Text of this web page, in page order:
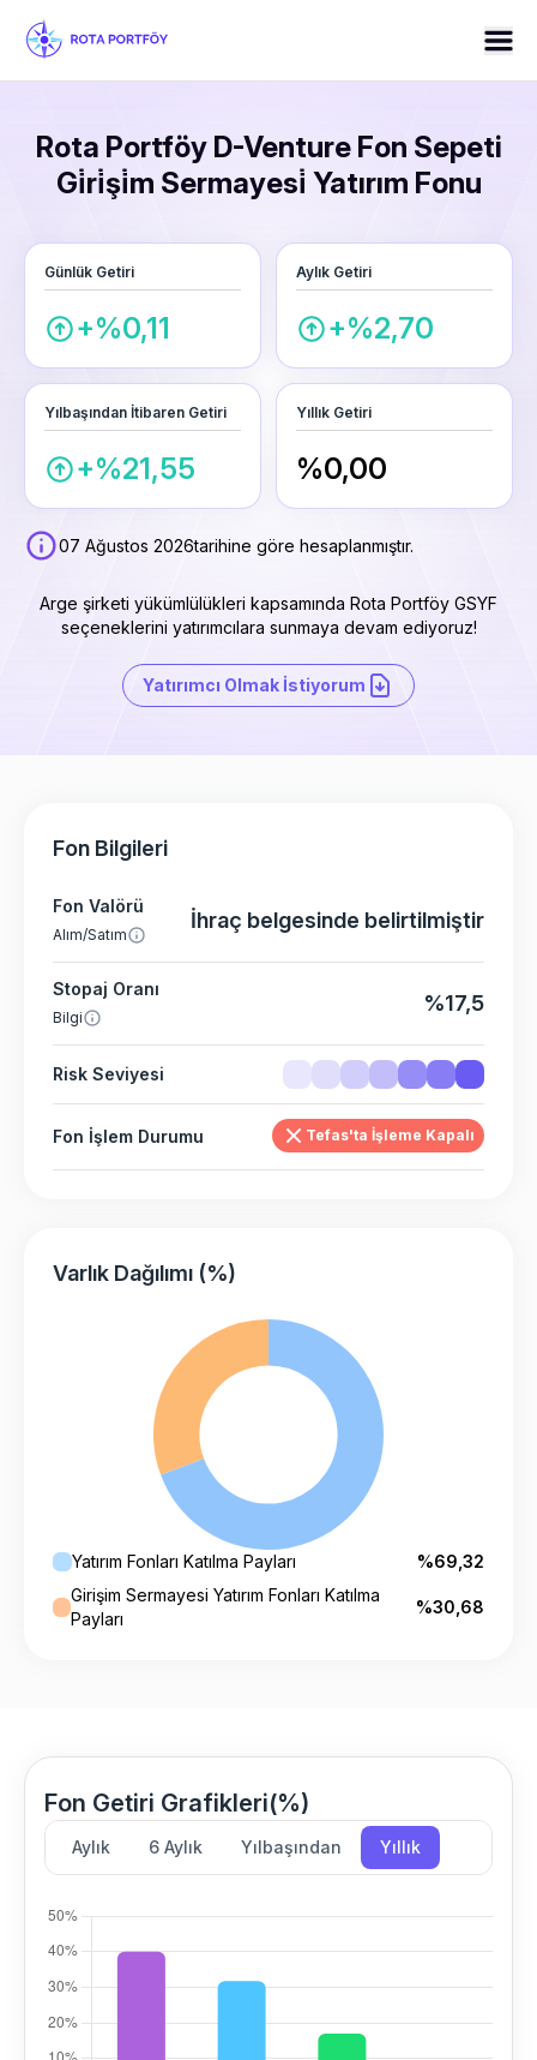
Rota Portföy D-Venture Fon Sepeti
Gi̇ri̇şi̇m Sermayesi̇ Yatırım Fonu
Günlük Getiri
+%0,11
Aylık Getiri
+%2,70
Yılbaşından İtibaren Getiri
+%21,55
Yıllık Getiri
%0,00
07 Ağustos 2026tarihine göre hesaplanmıştır.
Arge şirketi yükümlülükleri kapsamında Rota Portföy GSYF
seçeneklerini yatırımcılara sunmaya devam ediyoruz!
Yatırımcı Olmak İstiyorum
Fon Bilgileri
Fon Valörü
Alım/Satım
İhraç belgesinde belirtilmiştir
Stopaj Oranı
Bilgi
%17,5
Risk Seviyesi
Fon İşlem Durumu Tefas'ta İşleme Kapalı
Varlık Dağılımı (%)
Yatırım Fonları Katılma Payları
%69,32
Girişim Sermayesi Yatırım Fonları Katılma
Payları
%30,68
Fon Getiri Grafikleri(%)
Aylık 6 Aylık Yılbaşından Yıllık